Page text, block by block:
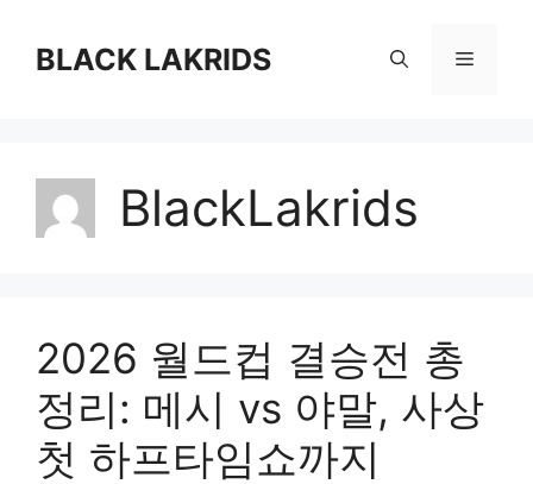
BLACK LAKRIDS 메
BlackLakrids
2026 월드컵 결승전 총
정리: 메시 vs 야말, 사상
첫 하프타임쇼까지